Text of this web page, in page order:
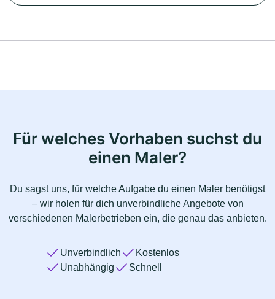
Für welches Vorhaben suchst du
einen Maler?
Du sagst uns, für welche Aufgabe du einen Maler benötigst
– wir holen für dich unverbindliche Angebote von
verschiedenen Malerbetrieben ein, die genau das anbieten.
Unverbindlich
Kostenlos
Unabhängig
Schnell